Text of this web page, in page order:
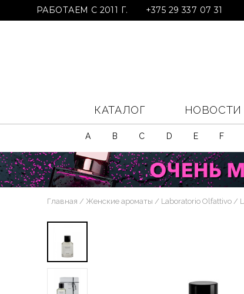
РАБОТАЕМ С 2011 Г. +375 29 337 07 31
КАТАЛОГ НОВОСТИ
A B C D E F
Главная Женские ароматы Laboratorio Olfattivo